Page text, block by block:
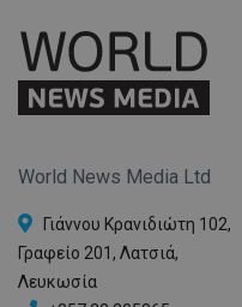
World News Media Ltd
Γιάννου Κρανιδιώτη 102,
Γραφείο 201, Λατσιά,
Λευκωσία